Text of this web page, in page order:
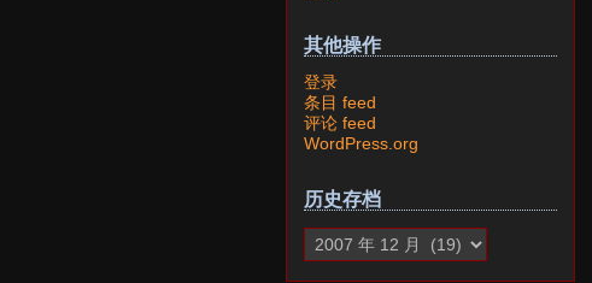
其他操作
登录
条目 feed
评论 feed
WordPress.org
历史存档